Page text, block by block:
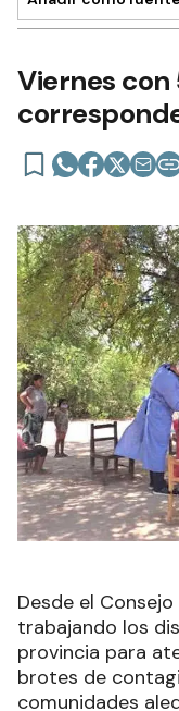
Viernes con
Desde el
trabajando los
provincia para
brotes de
comunidades